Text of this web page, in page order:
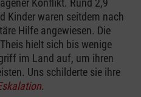
Konflikt. Rund 2,9
Kinder waren seitdem nach
Hilfe angewiesen. Die
hielt sich bis wenige
im Land auf, um ihren
Uns schilderte sie ihre
.